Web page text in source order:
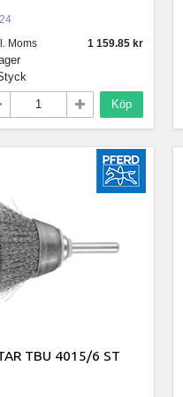
Moms
1 159.85
Köp
TBU 4015/6 ST